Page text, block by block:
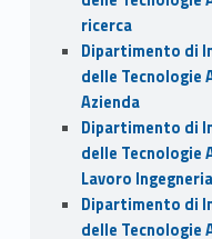
ricerca
Dipartimento di
delle Tecnologie
Azienda
Dipartimento di
delle
Lavoro
Dipartimento di
delle